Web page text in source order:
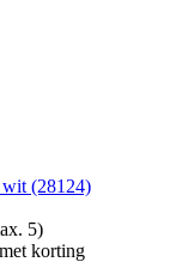
(28124)
5)
korting